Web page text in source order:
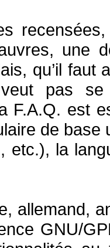
une
qu’il faut
pas se
F.A.Q. est
de
etc.), la
allemand,
GNU/